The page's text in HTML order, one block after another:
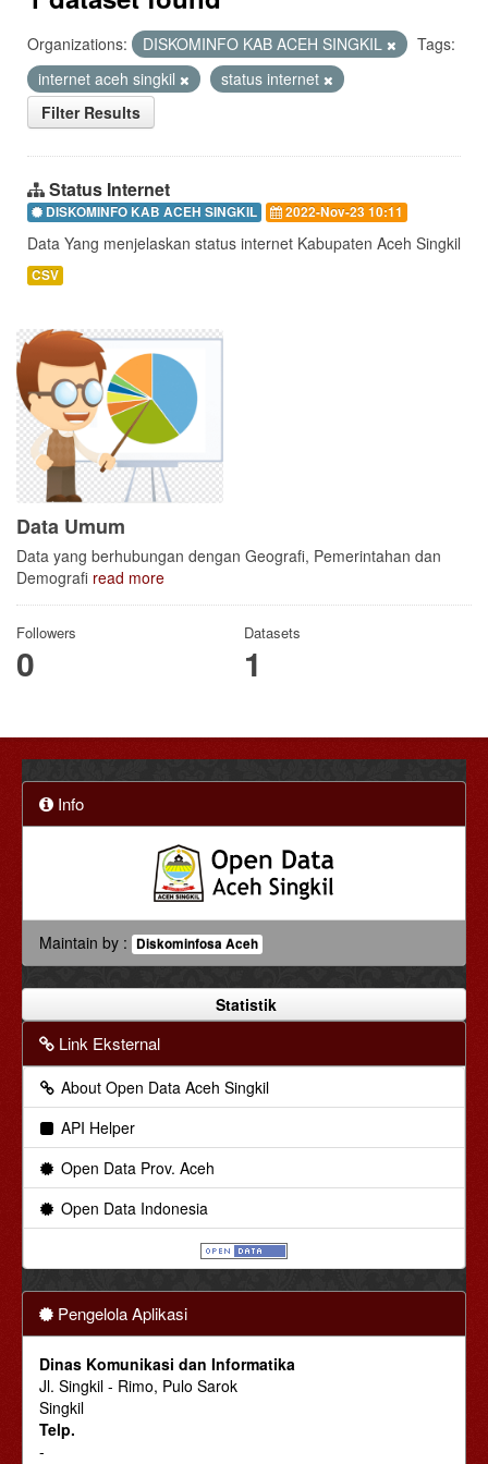
Organizations: DISKOMINFO KAB ACEH SINGKIL
Tags:
internet aceh singkil
status internet
Filter Results
Status Internet
DISKOMINFO KAB ACEH SINGKIL 2022-Nov-23 10:11
Data Yang menjelaskan status internet Kabupaten Aceh Singkil
CSV
Data Umum
Data yang berhubungan dengan Geografi, Pemerintahan dan
Demografi read more
Followers
0
Datasets
1
Info
Maintain by : Diskominfosa Aceh
Statistik
Link Eksternal
About Open Data Aceh Singkil
API Helper
Open Data Prov. Aceh
Open Data Indonesia
Pengelola Aplikasi
Dinas Komunikasi dan Informatika
Jl. Singkil - Rimo, Pulo Sarok
Singkil
Telp.
-